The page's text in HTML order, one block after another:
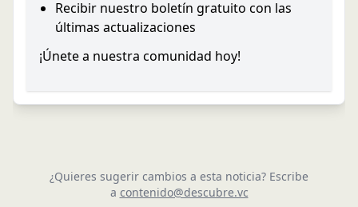
Recibir nuestro boletín gratuito con las
últimas actualizaciones
¡Únete a nuestra comunidad hoy!
¿Quieres sugerir cambios a esta noticia? Escribe
a contenido@descubre.vc